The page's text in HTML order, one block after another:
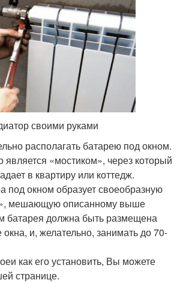
своими руками
располагать батарею под окном.
является «мостиком», через который
в квартиру или коттедж.
под окном образует своеобразную
мешающую описанному выше
батарея должна быть размещена
окна, и, желательно, занимать до 70-
ширины.
его установить, Вы можете
странице.